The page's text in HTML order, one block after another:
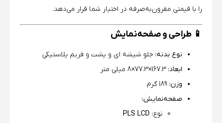
را با قیمتی مقرون‌به‌صرفه در اختیار شما قرار می‌دهد.
📱 طراحی و صفحه‌نمایش
نوع بدنه: جلو شیشه ای و پشت و فریم پلاستیکی
ابعاد:
وزن:
صفحه‌نمایش:
نوع: PLS LCD